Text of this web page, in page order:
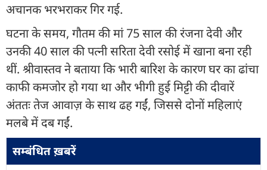
अचानक भरभराकर गिर गई.
घटना के समय, गौतम की मां 75 साल की रंजना देवी और
उनकी 40 साल की पत्नी सरिता देवी रसोई में खाना बना रही
थीं. श्रीवास्तव ने बताया कि भारी बारिश के कारण घर का ढांचा
काफी कमजोर हो गया था और भीगी हुई मिट्टी की दीवारें
अंततः तेज आवाज़ के साथ ढह गईं, जिससे दोनों महिलाएं
मलबे में दब गईं.
सम्बंधित ख़बरें